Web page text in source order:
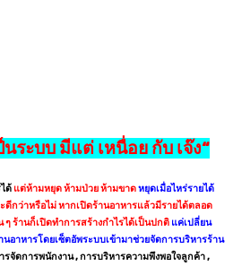
ระบบ มีแต่ เหนื่อย กับ เจ๊ง“
ด้ แต่ห้ามหยุด ห้ามป่วย ห้ามขาดหยุดเมื่อไหร่รายได้
ดีกว่าหรือไม่ หากเปิดร้านอาหารแล้วมีรายได้ตลอด
ร้านก็เปิดทำการสร้างกำไรได้เป็นปกติ แค่เปลี่ยน
อาหารโดยเซ็ตอัพระบบเข้ามาช่วยจัดการบริหารร้าน
รจัดการพนักงาน , การบริหารความพึงพอใจลูกค้า ,